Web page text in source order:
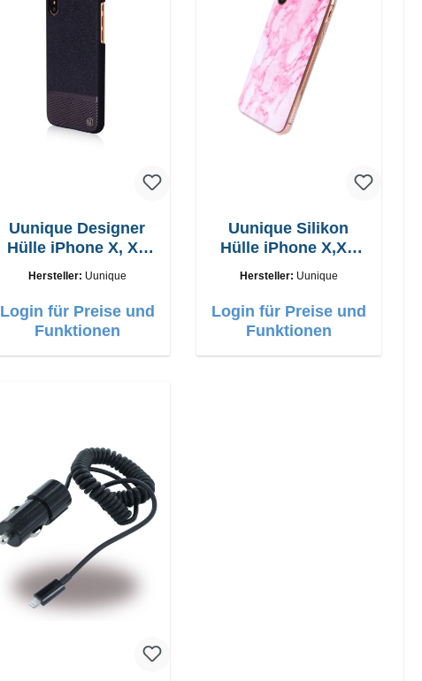
Uunique Designer
Hülle iPhone X, Xs
Hersteller: Uunique
Login für Preise und
Funktionen
Uunique Silikon
Hülle iPhone X,XS
Hersteller: Uunique
Login für Preise und
Funktionen